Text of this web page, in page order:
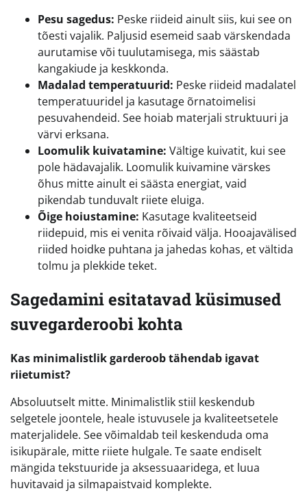
Pesu sagedus: Peske riideid ainult siis, kui see on
tõesti vajalik. Paljusid esemeid saab värskendada
aurutamise või tuulutamisega, mis säästab
kangakiude ja keskkonda.
Madalad temperatuurid: Peske riideid madalatel
temperatuuridel ja kasutage õrnatoimelisi
pesuvahendeid. See hoiab materjali struktuuri ja
värvi erksana.
Loomulik kuivatamine: Vältige kuivatit, kui see
pole hädavajalik. Loomulik kuivamine värskes
õhus mitte ainult ei säästa energiat, vaid
pikendab tunduvalt riiete eluiga.
Õige hoiustamine: Kasutage kvaliteetseid
riidepuid, mis ei venita rõivaid välja. Hooajavälised
riided hoidke puhtana ja jahedas kohas, et vältida
tolmu ja plekkide teket.
Sagedamini esitatavad küsimused
suvegarderoobi kohta
Kas minimalistlik garderoob tähendab igavat
riietumist?
Absoluutselt mitte. Minimalistlik stiil keskendub
selgetele joontele, heale istuvusele ja kvaliteetsetele
materjalidele. See võimaldab teil keskenduda oma
isikupärale, mitte riiete hulgale. Te saate endiselt
mängida tekstuuride ja aksessuaaridega, et luua
huvitavaid ja silmapaistvaid komplekte.